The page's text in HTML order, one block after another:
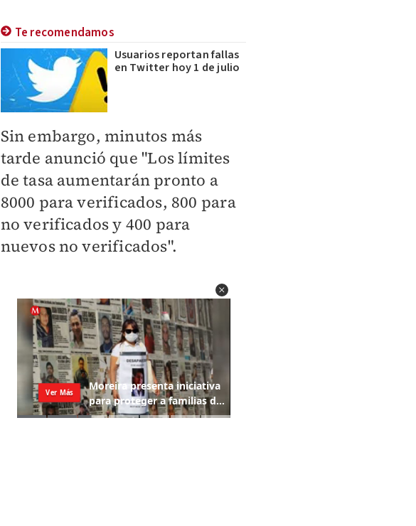
Te recomendamos
Usuarios reportan fallas
en Twitter hoy 1 de julio
Sin embargo, minutos más
tarde anunció que "Los límites
de tasa aumentarán pronto a
8000 para verificados, 800 para
no verificados y 400 para
nuevos no verificados".